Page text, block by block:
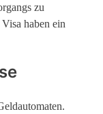
zu
haben ein